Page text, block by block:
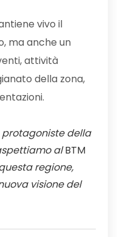
vivo il
ma anche un
attività
della zona,
protagoniste della
alBTM
regione,
visione del